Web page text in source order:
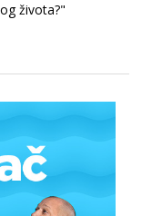
života?"